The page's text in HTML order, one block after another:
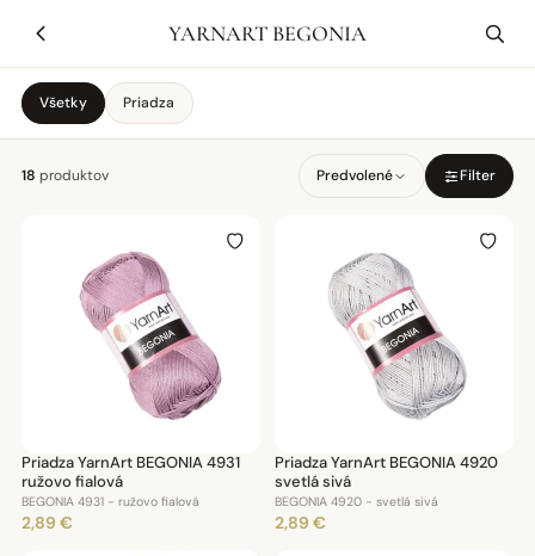
YARNART BEGONIA
Všetky Priadza
18 produktov Predvolené Filter
Priadza YarnArt BEGONIA 4931
ružovo fialová
BEGONIA 4931 - ružovo fialová
2,89 €
Priadza YarnArt BEGONIA 4920
svetlá sivá
BEGONIA 4920 - svetlá sivá
2,89 €